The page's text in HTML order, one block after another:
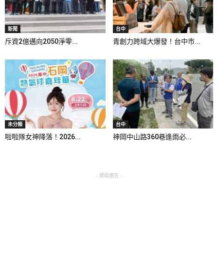
新聞
斥資2億邁向2050淨零...
台中
青創力跨域大爆發！台中市...
未分類
啦啦隊女神降落！2026...
台中
神岡中山路360巷逢雨必...
- 贊助廣告 -